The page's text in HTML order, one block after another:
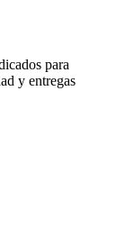
para
y entregas